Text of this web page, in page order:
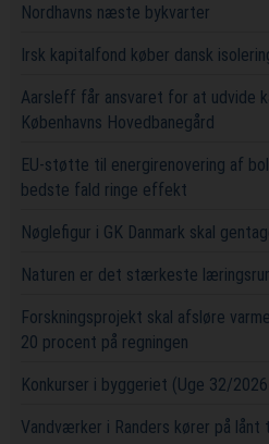
Nordhavns næste bykvarter
Irsk kapitalfond køber dansk
Aarsleff får ansvaret for at udvide
Københavns Hovedbanegård
EU-støtte til energirenovering af
bedste fald ringe effekt
Nøglefigur i GK Danmark skal
Naturen er det stærkeste
Forskningsprojekt skal afsløre
20 procent på regningen
Konkurser i byggeriet (Uge 32/
Vandværker i Randers kører på lånt